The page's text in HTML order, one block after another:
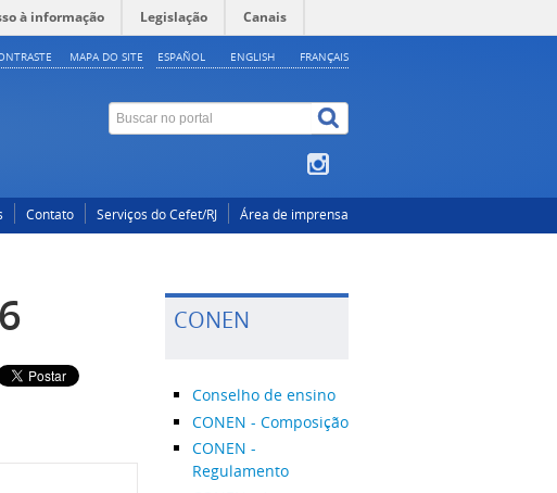
à informação Legislação Canais
ESPAÑOL ENGLISH FRANÇAIS
MAPA DO SITE
Contato Serviços do Cefet/RJ Área de imprensa
CONEN
Conselho de ensino
CONEN - Composição
CONEN -
Regulamento